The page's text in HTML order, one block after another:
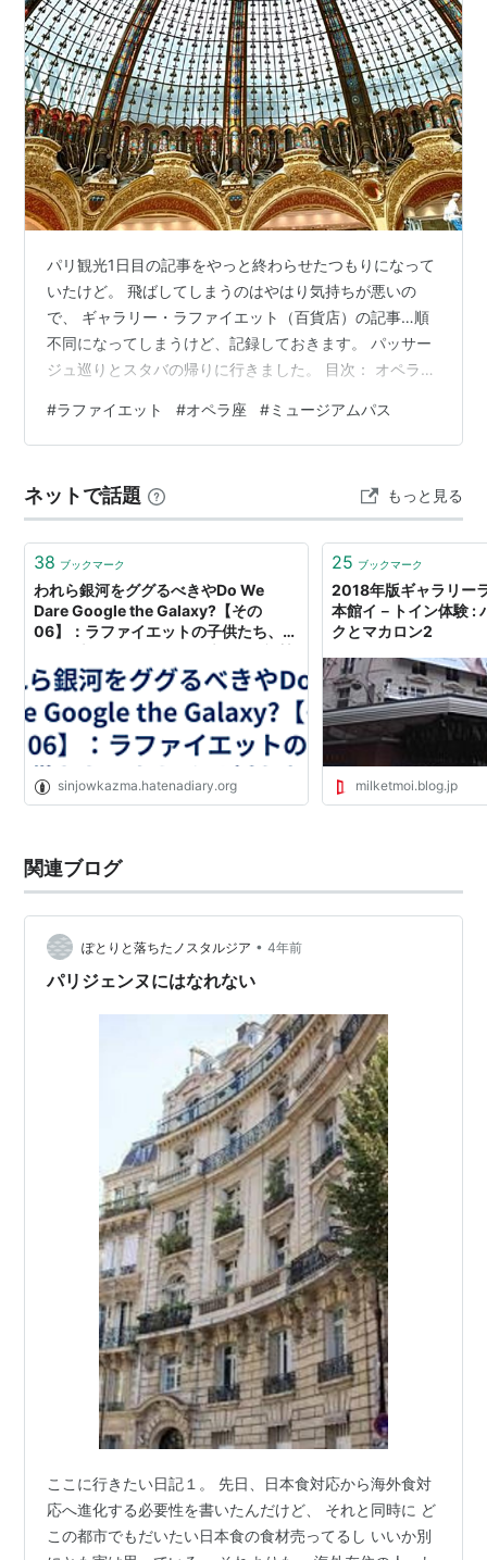
1830年の七月革命の際にパリ国民軍司令官に就任、オ
ルレアン派と提携して七月王政を成立させ、40年がか
りで立憲君主制を実現させた。
パリ観光1日目の記事をやっと終わらせたつもりになって
いたけど。 飛ばしてしまうのはやはり気持ちが悪いの
で、 ギャラリー・ラファイエット（百貨店）の記事…順
不同になってしまうけど、記録しておきます。 パッサー
ジュ巡りとスタバの帰りに行きました。 目次： オペラ座
絶対行きたかった百貨店、ラファイエット ラファイエッ
トの屋上から、パリ市内を一望 ラファイエットのメンズ
中見学もお休み orz この度のパリ旅行、行きたい所を挙
げて行くと、 エッフェル塔や、凱旋門、ルーヴル、ヴェ
ルサイユ…そしてどう…
#ラファイエット #オペラ座 #ミュージアムパス
ネットで話題 もっと見る
38 ブックマーク
われら銀河をググるべきやDo We
Dare Google the Galaxy?【その
06】：ラファイエットの子供たち、も
してみるのこと - 散歩男爵 Baron de
Flaneur (Art Plod版)
sinjowkazma.hatenadiary.org
25 ブックマーク
2018年版ギャラリー
本館イ－トイン体験 :
クとマカロン2
milketmoi.blog.jp
関連ブログ
ぽとりと落ちたノスタルジア • 4年前
パリジェンヌにはなれない
ここに行きたい日記１。 先日、日本食対応から海外食対
応へ進化する必要性を書いたんだけど、 それと同時に ど
この都市でもだいたい日本食の食材売ってるし いいか別